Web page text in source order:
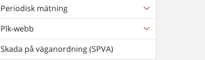
Periodisk mätning
Plk-webb
Skada på väganordning (SPVA)